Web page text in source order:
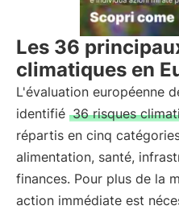
Les 36
climatiques en
L'évaluation européenne
identifié 36 risques
répartis en cinq
alimentation, santé,
finances. Pour plus de la
action immédiate est